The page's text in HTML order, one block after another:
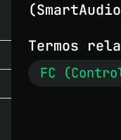
Termos
FC